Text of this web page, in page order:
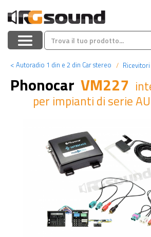
< Autoradio 1 din e 2 din Car stereo
Phonocar VM227
per impianti di serie